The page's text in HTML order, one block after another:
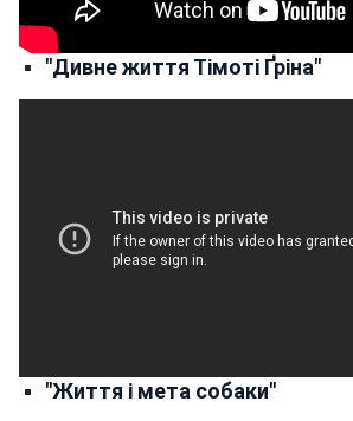
"Дивне життя Тімоті Ґріна"
"Життя і мета собаки"